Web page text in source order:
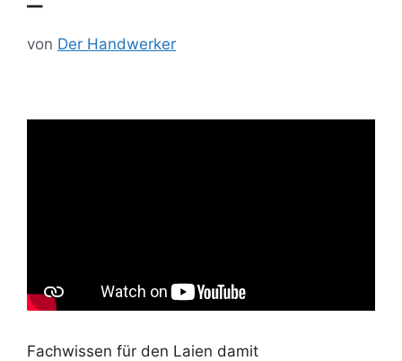
von Der Handwerker
Fachwissen für den Laien damit